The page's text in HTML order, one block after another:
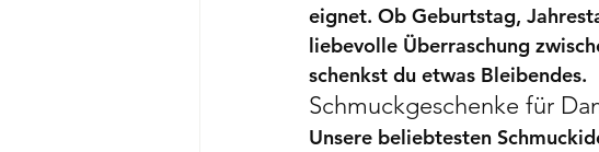
eignet. Ob Geburtstag,
liebevolle Überraschung
schenkst du etwas Bleibendes.
Schmuckgeschenke für
Unsere beliebtesten